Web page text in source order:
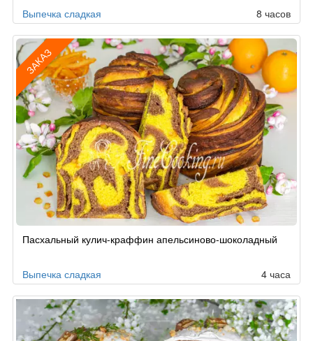
Выпечка сладкая
8 часов
ЗАКАЗ
поПасхальный кулич-краффин апельсиново-шоколадный
Выпечка сладкая 4 часа